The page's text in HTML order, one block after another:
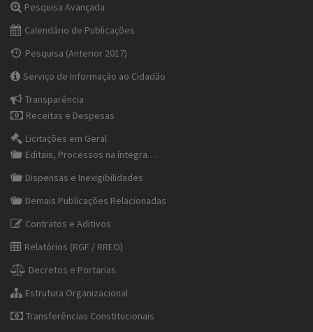
Pesquisa Avançada
Calendário de Publicações
Pesquisa (Anterior 2017)
Serviço de Informação ao Cidadão
Transparência
Receitas e Despesas
Licitações em Geral
Editais, Processos na íntegra…
Dispensas e Inexigibilidades
Demais Publicações Relacionadas
Contratos e Aditivos
Relatórios (RGF / RREO)
Decretos e Portarias
Estrutura Organizacional
Transferências Constitucionais